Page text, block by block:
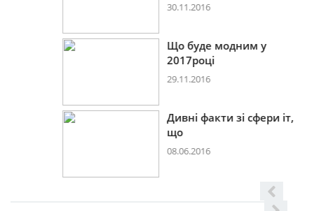
Що буде модним у
Дивні факти зі сфери іт,